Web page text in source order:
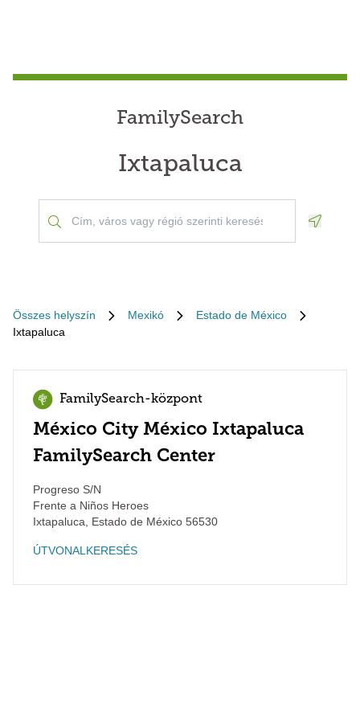
FamilySearch
Ixtapaluca
Összes helyszín Mexikó
Estado de México
Ixtapaluca
FamilySearch-központ
México City México Ixtapaluca
FamilySearch Center
Progreso S/N
Frente a Niños Heroes
Ixtapaluca
Estado de México 56530
ÚTVONALKERESÉS